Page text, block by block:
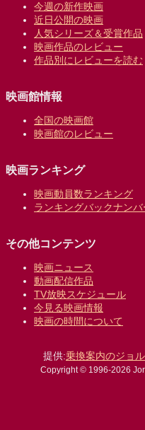
今週の新作映画
近日公開の映画
人気シリーズ＆受賞作品
映画作品のレビュー
作品別にレビューを読む
映画館情報
全国の映画館
映画館のレビュー
映画ランキング
映画動員数ランキング
ランキングバックナンバ
その他コンテンツ
映画ニュース
動画配信作品
TV放映スケジュール
今見る映画情報
映画の時間について
提供:乗換案内のジョ
Copyright © 1996-2026